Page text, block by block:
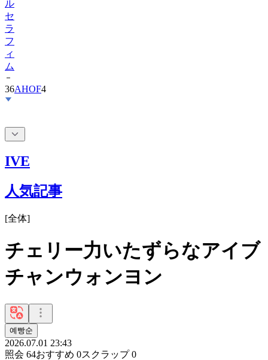
ラ
フ
ィ
ム
36
IVE
人気記事
[全体]
チェリー力いたずらなアイブ
チャンウォンヨン
예빵순
2026.07.01 23:43
照会 64おすすめ 0スクラップ 0